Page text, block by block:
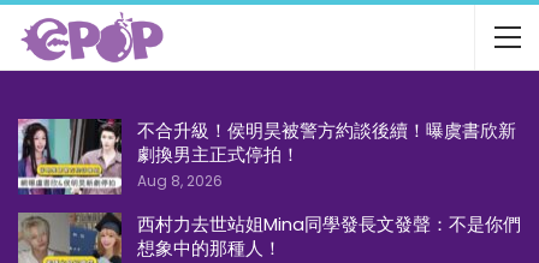
不合升級！侯明昊被警方約談後續！曝虞書欣新
劇換男主正式停拍！
Aug 8, 2026
西村力去世站姐Mina同學發長文發聲：不是你們
想象中的那種人！